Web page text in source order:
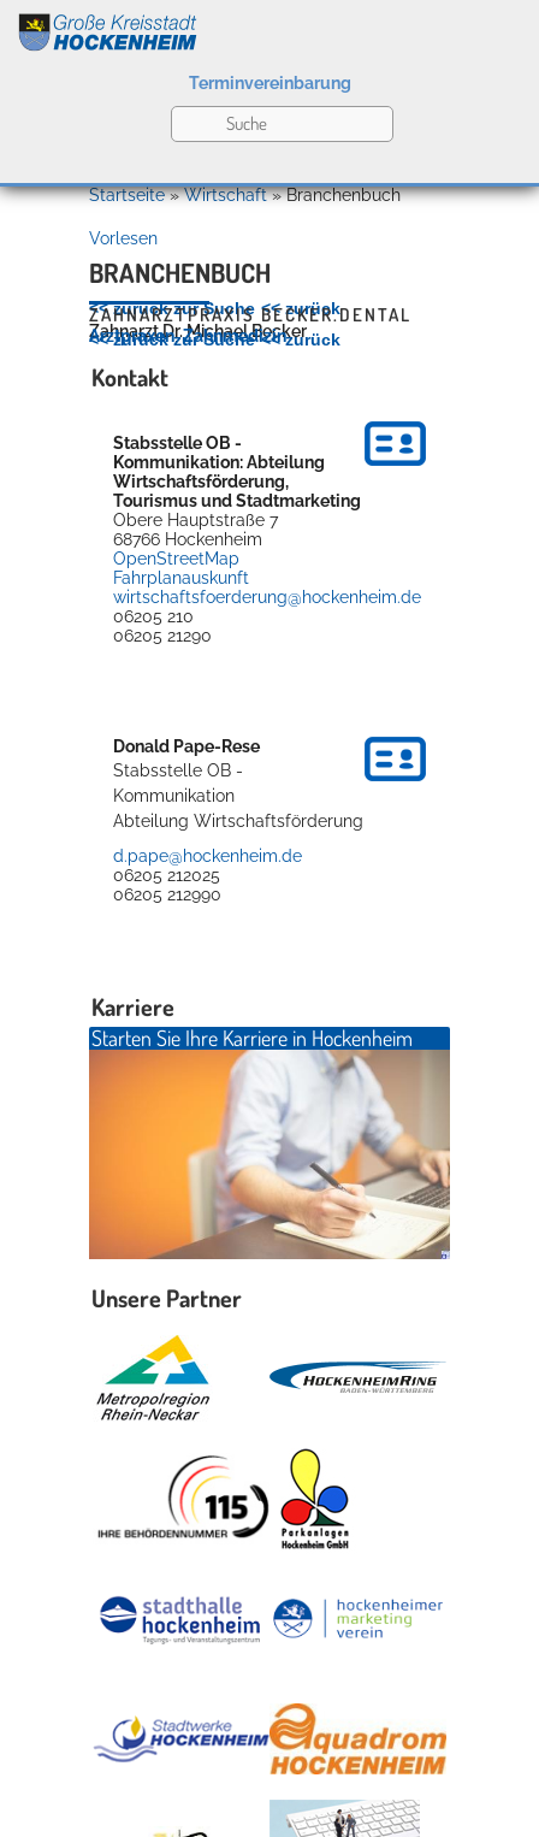
Kultur
Bildung
Wirtschaft
Rathaus
Terminvereinbarung
Willkommen in Hockenheim
Die Stadthalle Hockenheim bietet den perfekten Standort für Events
Spaß unter prickelnden Wasserfällen, das rauschende Meer im
Wellenbecken oder doch lieber die pure Entspannung auf der
Sprudelliege im Solebecken?
mehr dazu...
Startseite»Wirtschaft»Branchenbuch
Vorlesen
BRANCHENBUCH
<< zurück zur Suche << zurück
ZAHNARZTPRAXIS BECKER.DENTAL
ZahnarztDr. MichaelBecker
Arztpraxen,Zahnmedizin
<< zurück zur Suche << zurück
Kontakt
Stabsstelle OB -
Kommunikation: Abteilung
Wirtschaftsförderung,
Tourismus und Stadtmarketing
Obere Hauptstraße 7
68766 Hockenheim
OpenStreetMap
Fahrplanauskunft
wirtschaftsfoerderung@hockenheim.de
06205 210
06205 21290
Donald Pape-Rese
Stabsstelle OB -
Kommunikation
Abteilung Wirtschaftsförderung
d.pape@hockenheim.de
06205 212025
06205 212990
Karriere
Starten Sie Ihre Karriere in Hockenheim
Unsere Partner